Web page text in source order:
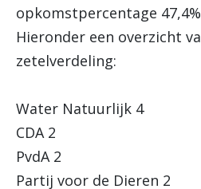
opkomstpercentage 47,4%
Hieronder een overzicht
zetelverdeling:
Water Natuurlijk 4
CDA 2
PvdA 2
Partij voor de Dieren 2